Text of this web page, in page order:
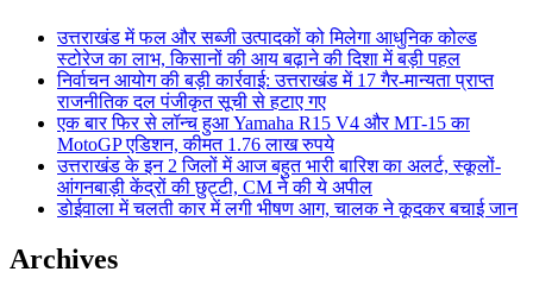
उत्तराखंड में फल और सब्जी उत्पादकों को मिलेगा आधुनिक कोल्ड
स्टोरेज का लाभ, किसानों की आय बढ़ाने की दिशा में बड़ी पहल
निर्वाचन आयोग की बड़ी कार्रवाई: उत्तराखंड में 17 गैर-मान्यता प्राप्त
राजनीतिक दल पंजीकृत सूची से हटाए गए
एक बार फिर से लॉन्च हुआ Yamaha R15 V4 और MT-15 का
MotoGP एडिशन, कीमत 1.76 लाख रुपये
उत्तराखंड के इन 2 जिलों में आज बहुत भारी बारिश का अलर्ट, स्कूलों-
आंगनबाड़ी केंद्रों की छुट्टी, CM ने की ये अपील
डोईवाला में चलती कार में लगी भीषण आग, चालक ने कूदकर बचाई जान
Archives